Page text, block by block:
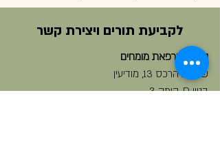
לקביעת תורים ויצירת קשר
הרכס מרפאת מומחים
שדרות הרכס 13, מודיעין
בניין D, קומה 3.